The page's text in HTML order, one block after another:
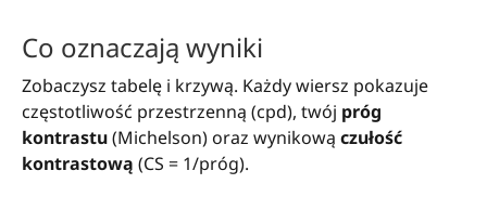
Co oznaczają wyniki
Zobaczysz tabelę i krzywą. Każdy wiersz pokazuje
częstotliwość przestrzenną (cpd), twój próg
kontrastu(Michelson) oraz wynikową czułość
kontrastową (CS = 1/próg).